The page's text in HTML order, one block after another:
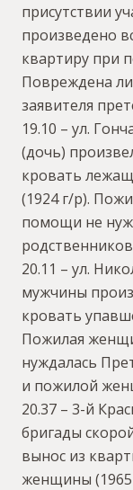
присутствии
произведено
квартиру при
Повреждена
заявителя
19.10 – ул.
(дочь)
кровать
(1924 г/р).
помощи не
20.11 – ул.
мужчины
кровать
Пожилая
нуждалась
и пожилой
20.37 – 3-й
бригады
вынос из
женщины